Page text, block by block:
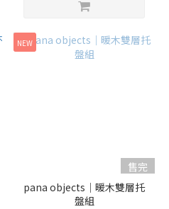
NEW
售完
pana objects｜暖木雙層托
盤組